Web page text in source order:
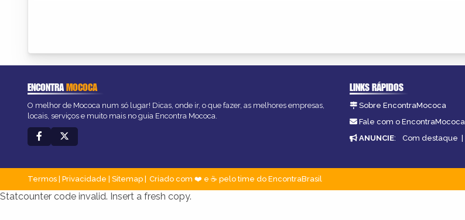
ENCONTRAMOCOCA
O melhor de Mococa num só lugar! Dicas, onde ir, o que fazer, as melhores empresas,
locais, serviços e muito mais no guia Encontra Mococa.
LINKS RÁPIDOS
Sobre EncontraMococa
Fale com o EncontraMococa
ANUNCIE: Com destaque |
Termos Privacidade Sitemap Criado com ❤️ e ☕ pelo time do EncontraBrasil
Statcounter code invalid. Insert a fresh copy.